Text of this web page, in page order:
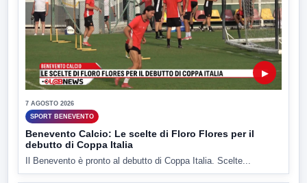
▶
7 AGOSTO 2026
SPORT BENEVENTO
Benevento Calcio: Le scelte di Floro Flores per il
debutto di Coppa Italia
Il Benevento è pronto al debutto di Coppa Italia. Scelte...